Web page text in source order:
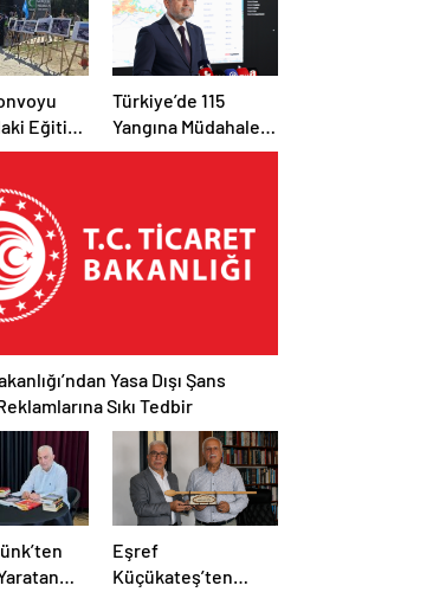
Eğitim
Türkiye’de 115
Yangına Müdahale
Edildi: 110’u Kontrol
Yasa Dışı Şans
Sıkı Tedbir
Eşref
Küçükateş’ten